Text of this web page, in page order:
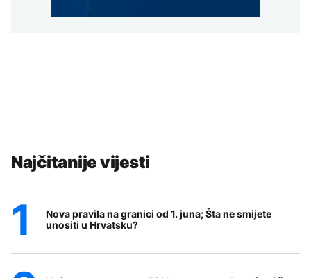
Najčitanije vijesti
Nova pravila na granici od 1. juna; Šta ne smijete
unositi u Hrvatsku?